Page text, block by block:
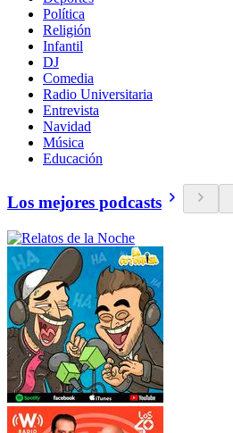
Política
Religión
Infantil
DJ
Comedia
Radio Universitaria
Entrevista
Navidad
Música
Educación
Los mejores podcasts